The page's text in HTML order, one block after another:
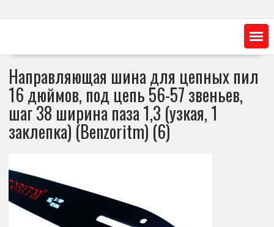
Направляющая шина для цепных пил
16 дюймов, под цепь 56-57 звеньев,
шаг 38 ширина паза 1,3 (узкая, 1
заклепка) (Benzoritm) (6)